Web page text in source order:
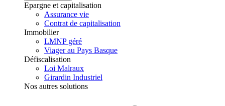
Epargne et capitalisation
Assurance vie
Contrat de capitalisation
Immobilier
LMNP géré
Viager au Pays Basque
Défiscalisation
Loi Malraux
Girardin Industriel
Nos autres solutions